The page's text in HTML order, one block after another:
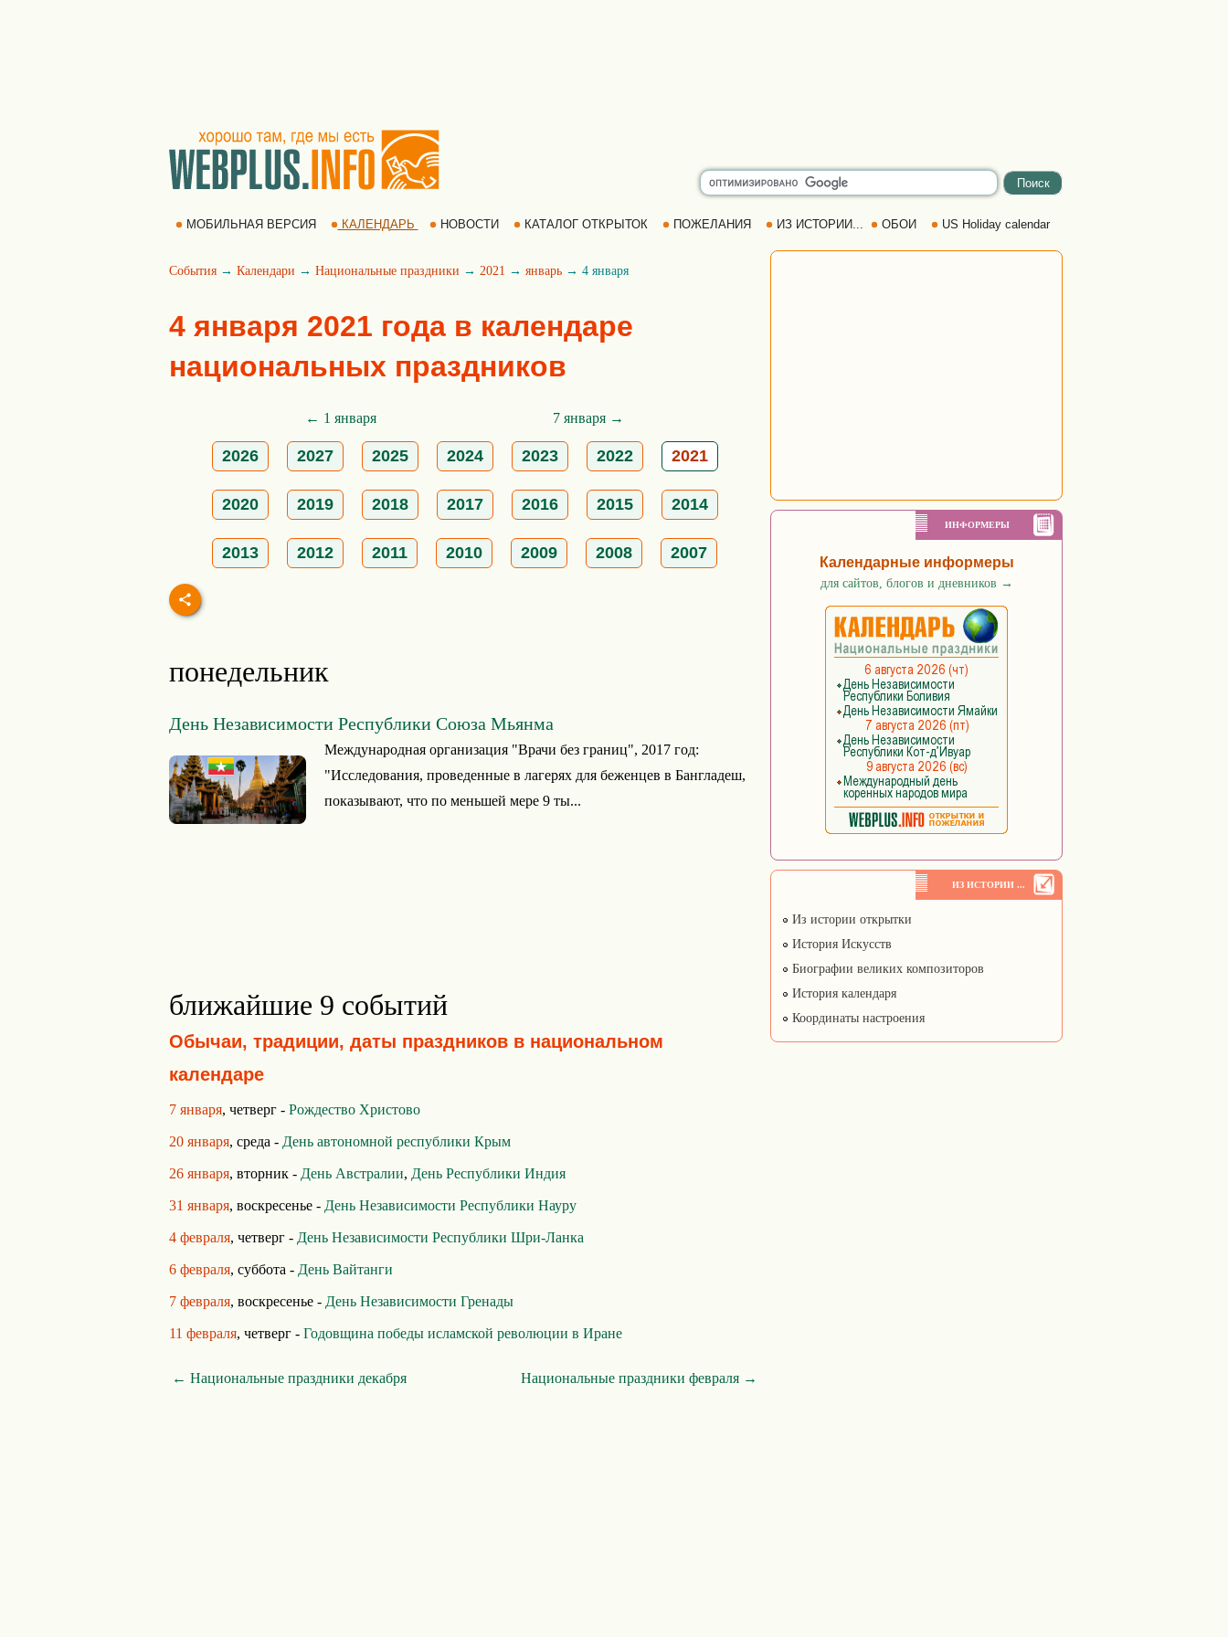
МОБИЛЬНАЯ ВЕРСИЯ КАЛЕНДАРЬ НОВОСТИ КАТАЛОГ ОТКРЫТОК ПОЖЕЛАНИЯ ИЗ ИСТОРИИ... ОБОИ US Holiday calendar
События → Календари → Национальные праздники → 2021 → январь → 4 января
4 января 2021 года в календаре
национальных праздников
← 1 января 7 января →
2026 2027 2025 2024 2023 2022 2021
2020 2019 2018 2017 2016 2015 2014
2013 2012 2011 2010 2009 2008 2007
понедельник
День Независимости Республики Союза Мьянма
Международная организация "Врачи без границ", 2017 год:
"Исследования, проведенные в лагерях для беженцев в Бангладеш,
показывают, что по меньшей мере 9 ты...
ближайшие 9 событий
Обычаи, традиции, даты праздников в национальном
календаре
7 января, четверг - Рождество Христово
20 января, среда - День автономной республики Крым
26 января, вторник - День Австралии, День Республики Индия
31 января, воскресенье - День Независимости Республики Науру
4 февраля, четверг - День Независимости Республики Шри-Ланка
6 февраля, суббота - День Вайтанги
7 февраля, воскресенье - День Независимости Гренады
11 февраля, четверг - Годовщина победы исламской революции в Иране
← Национальные праздники декабря Национальные праздники февраля →
ИНФОРМЕРЫ
Календарные информеры
для сайтов, блогов и дневников →
ИЗ ИСТОРИИ ...
Из истории открытки
История Искусств
Биографии великих композиторов
История календаря
Координаты настроения